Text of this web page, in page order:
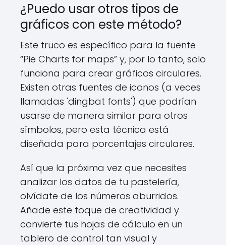
¿Puedo usar otros tipos de
gráficos con este método?
Este truco es específico para la fuente
“Pie Charts for maps” y, por lo tanto, solo
funciona para crear gráficos circulares.
Existen otras fuentes de iconos (a veces
llamadas 'dingbat fonts') que podrían
usarse de manera similar para otros
símbolos, pero esta técnica está
diseñada para porcentajes circulares.
Así que la próxima vez que necesites
analizar los datos de tu pastelería,
olvídate de los números aburridos.
Añade este toque de creatividad y
convierte tus hojas de cálculo en un
tablero de control tan visual y